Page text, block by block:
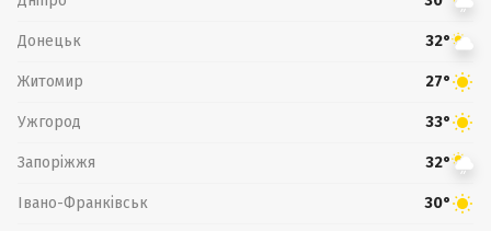
Донецьк 32°
Житомир 27°
Ужгород 33°
Запоріжжя 32°
Івано-Франківськ 30°